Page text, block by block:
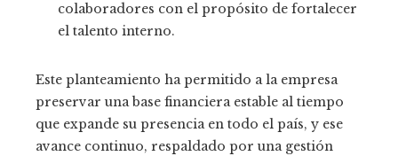
colaboradores con el propósito de fortalecer
el talento interno.
Este planteamiento ha permitido a la empresa
preservar una base financiera estable al tiempo
que expande su presencia en todo el país, y ese
avance continuo, respaldado por una gestión